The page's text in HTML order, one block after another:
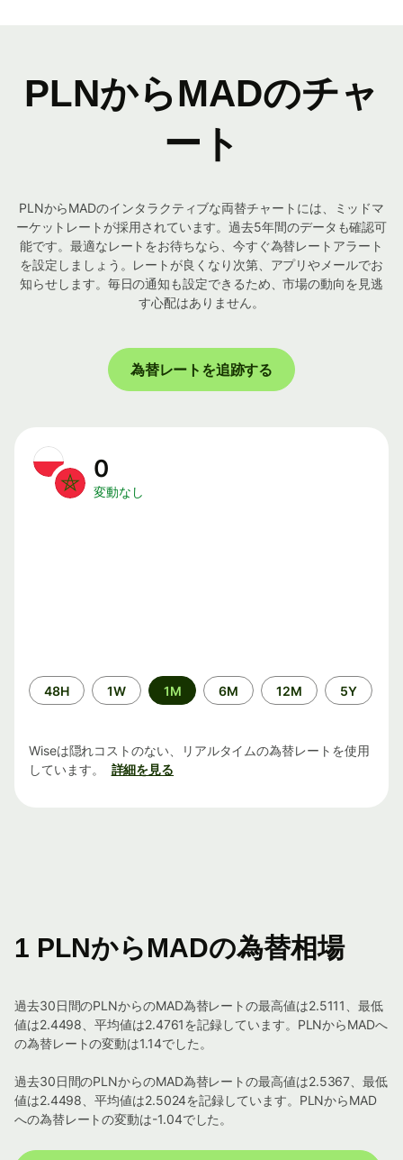
PLNからMADのチャ
ート
PLNからMADのインタラクティブな両替チャートには、ミッドマ
ーケットレートが採用されています。過去5年間のデータも確認可
能です。最適なレートをお待ちなら、今すぐ為替レートアラート
を設定しましょう。レートが良くなり次第、アプリやメールでお
知らせします。毎日の通知も設定できるため、市場の動向を見逃
す心配はありません。
為替レートを追跡する
0
変動なし
期
間
48H 1W 1M 6M 12M 5Y
Wiseは隠れコストのない、リアルタイムの為替レートを使用
しています。
詳細を見る
1 PLNからMADの為替相場
過去30日間のPLNからのMAD為替レートの最高値は2.5111、最低
値は2.4498、平均値は2.4761を記録しています。PLNからMADへ
の為替レートの変動は1.14でした。
過去30日間のPLNからのMAD為替レートの最高値は2.5367、最低
値は2.4498、平均値は2.5024を記録しています。PLNからMAD
への為替レートの変動は-1.04でした。